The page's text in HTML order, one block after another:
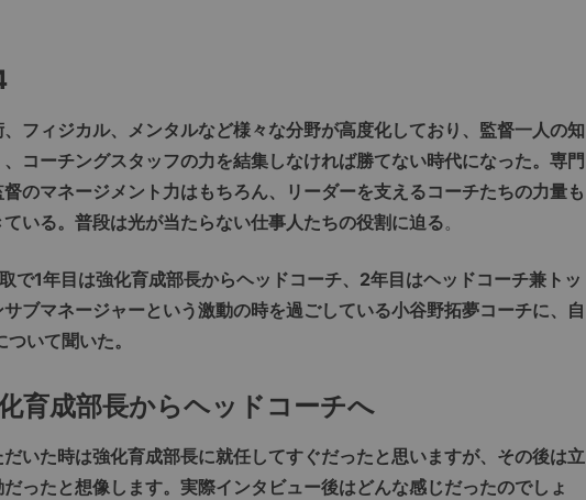
フィジカル、メンタルなど様々な分野が高度化しており、監督一人の知
コーチングスタッフの力を結集しなければ勝てない時代になった。専門
のマネージメント力はもちろん、リーダーを支えるコーチたちの力量も
いる。普段は光が当たらない仕事人たちの役割に迫る。
で1年目は強化育成部長からヘッドコーチ、2年目はヘッドコーチ兼トッ
ブマネージャーという激動の時を過ごしている小谷野拓夢コーチに、自
いて聞いた。
育成部長からヘッドコーチへ
いた時は強化育成部長に就任してすぐだったと思いますが、その後は立
ったと想像します。実際インタビュー後はどんな感じだったのでしょ